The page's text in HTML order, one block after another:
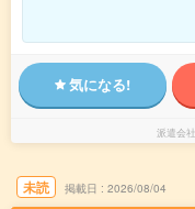
気になる!
派遣会社
未読 掲載日 2026/08/04